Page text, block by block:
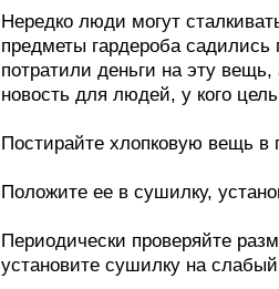
Нередко люди могут
предметы гардероба
потратили деньги на эту вещь,
новость для людей, у кого
Постирайте хлопковую вещь в
Положите ее в сушилку,
Периодически проверяйте
установите сушилку на